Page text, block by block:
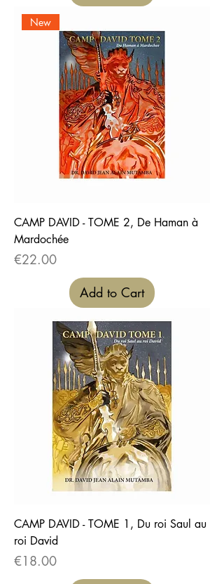
New
CAMP DAVID - TOME 2, De Haman à
Mardochée
Price
€22.00
Add to Cart
CAMP DAVID - TOME 1, Du roi Saul au
roi David
Price
€18.00